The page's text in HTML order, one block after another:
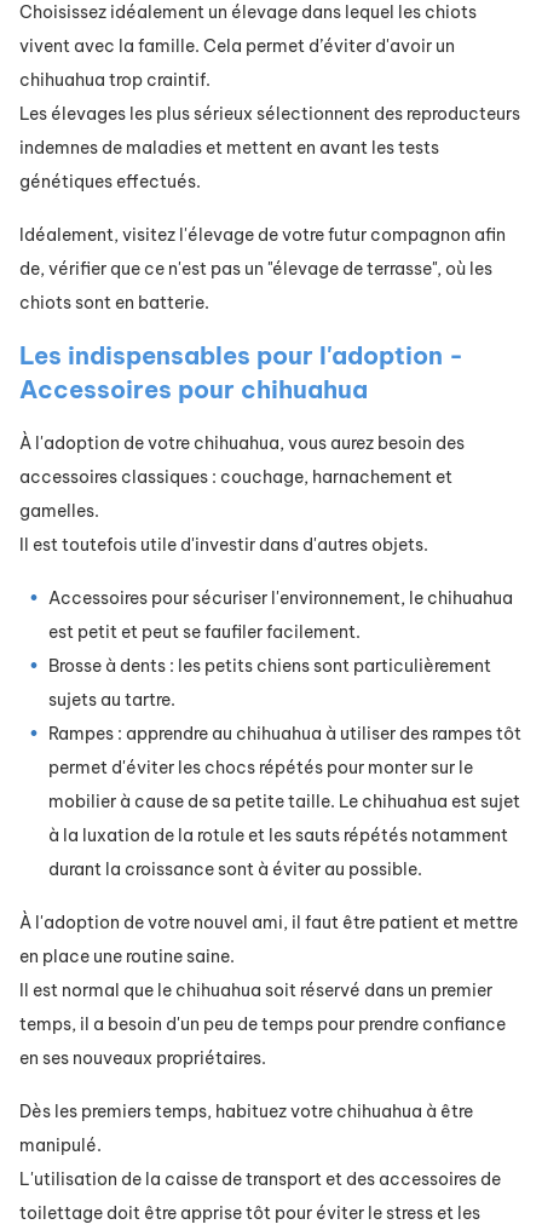
Choisissez idéalement un élevage dans lequel les chiots
vivent avec la famille. Cela permet d’éviter d'avoir un
chihuahua trop craintif.
Les élevages les plus sérieux sélectionnent des reproducteurs
indemnes de maladies et mettent en avant les tests
génétiques effectués.
Idéalement, visitez l'élevage de votre futur compagnon afin
de, vérifier que ce n'est pas un "élevage de terrasse", où les
chiots sont en batterie.
Les indispensables pour l'adoption -
Accessoires pour chihuahua
À l'adoption de votre chihuahua, vous aurez besoin des
accessoires classiques : couchage, harnachement et
gamelles.
Il est toutefois utile d'investir dans d'autres objets.
Accessoires pour sécuriser l'environnement, le chihuahua
est petit et peut se faufiler facilement.
Brosse à dents : les petits chiens sont particulièrement
sujets au tartre.
Rampes : apprendre au chihuahua à utiliser des rampes tôt
permet d'éviter les chocs répétés pour monter sur le
mobilier à cause de sa petite taille. Le chihuahua est sujet
à la luxation de la rotule et les sauts répétés notamment
durant la croissance sont à éviter au possible.
À l'adoption de votre nouvel ami, il faut être patient et mettre
en place une routine saine.
Il est normal que le chihuahua soit réservé dans un premier
temps, il a besoin d'un peu de temps pour prendre confiance
en ses nouveaux propriétaires.
Dès les premiers temps, habituez votre chihuahua à être
manipulé.
L'utilisation de la caisse de transport et des accessoires de
toilettage doit être apprise tôt pour éviter le stress et les